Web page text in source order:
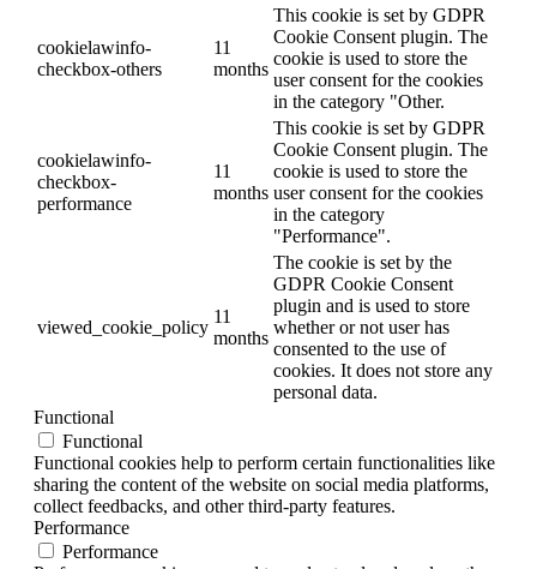
cookielawinfo-
checkbox-others
11
months
This cookie is set by GDPR
Cookie Consent plugin. The
cookie is used to store the
user consent for the cookies
in the category "Other.
cookielawinfo-
checkbox-
performance
11
months
This cookie is set by GDPR
Cookie Consent plugin. The
cookie is used to store the
user consent for the cookies
in the category
"Performance".
viewed_cookie_policy
11
months
The cookie is set by the
GDPR Cookie Consent
plugin and is used to store
whether or not user has
consented to the use of
cookies. It does not store any
personal data.
Functional
Functional
Functional cookies help to perform certain functionalities like
sharing the content of the website on social media platforms,
collect feedbacks, and other third-party features.
Performance
Performance